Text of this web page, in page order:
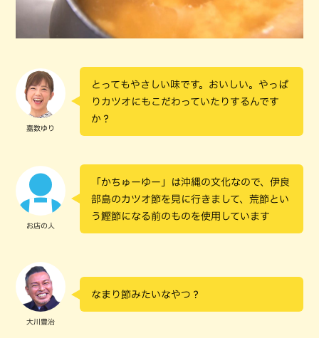
嘉数ゆり
とってもやさしい味です。おいしい。やっぱ
りカツオにもこだわっていたりするんです
か？
お店の人
「かちゅーゆー」は沖縄の文化なので、伊良
部島のカツオ節を見に行きまして、荒節とい
う鰹節になる前のものを使用しています
大川豊治
なまり節みたいなやつ？